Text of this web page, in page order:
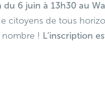
du 6 juin à 13h30 au
citoyens de tous
nombre ! L’inscription